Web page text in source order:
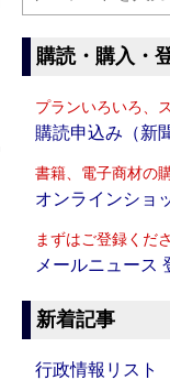
購読・購入・
プランいろいろ、
購読申込み（新
書籍、電子商材の
オンラインショ
まずはご登録くだ
メールニュース
新着記事
行政情報リス